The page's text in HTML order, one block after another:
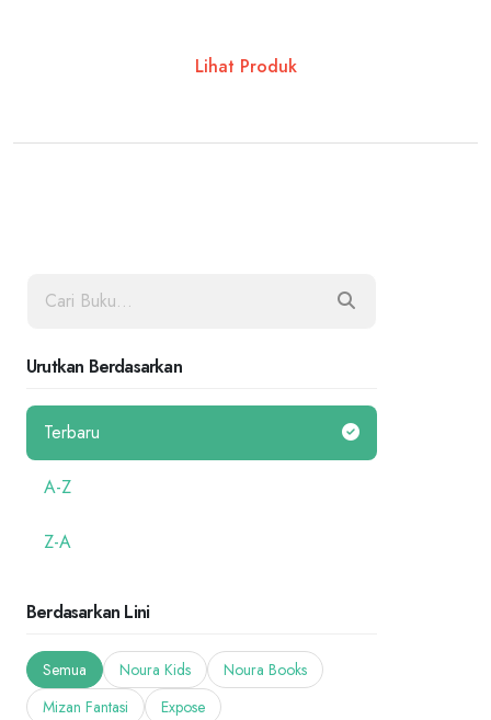
Lihat Produk
Urutkan Berdasarkan
Terbaru
A-Z
Z-A
Berdasarkan Lini
Semua Noura Kids
Noura Books
Mizan Fantasi
Expose